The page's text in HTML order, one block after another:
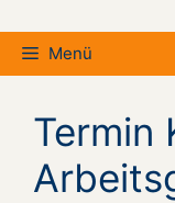
Menü
Termin